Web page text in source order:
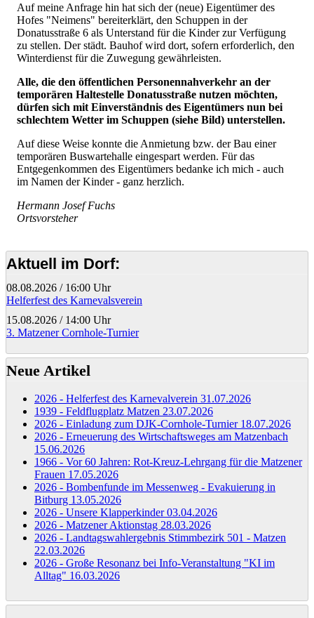
Auf meine Anfrage hin hat sich der (neue) Eigentümer des
Hofes "Neimens" bereiterklärt, den Schuppen in der
Donatusstraße 6 als Unterstand für die Kinder zur Verfügung
zu stellen. Der städt. Bauhof wird dort, sofern erforderlich, den
Winterdienst für die Zuwegung gewährleisten.
Alle, die den öffentlichen Personennahverkehr an der
temporären Haltestelle Donatusstraße nutzen möchten,
dürfen sich mit Einverständnis des Eigentümers nun bei
schlechtem Wetter im Schuppen (siehe Bild) unterstellen.
Auf diese Weise konnte die Anmietung bzw. der Bau einer
temporären Buswartehalle eingespart werden. Für das
Entgegenkommen des Eigentümers bedanke ich mich - auch
im Namen der Kinder - ganz herzlich.
Hermann Josef Fuchs
Ortsvorsteher
Aktuell im Dorf:
08.08.2026 / 16:00 Uhr
Helferfest des Karnevalsverein
15.08.2026 / 14:00 Uhr
3. Matzener Cornhole-Turnier
Neue Artikel
2026 - Helferfest des Karnevalverein 31.07.2026
1939 - Feldflugplatz Matzen 23.07.2026
2026 - Einladung zum DJK-Cornhole-Turnier 18.07.2026
2026 - Erneuerung des Wirtschaftsweges am Matzenbach
15.06.2026
1966 - Vor 60 Jahren: Rot-Kreuz-Lehrgang für die Matzener
Frauen 17.05.2026
2026 - Bombenfunde im Messenweg - Evakuierung in
Bitburg 13.05.2026
2026 - Unsere Klapperkinder03.04.2026
2026 - Matzener Aktionstag 28.03.2026
2026 - Landtagswahlergebnis Stimmbezirk 501 - Matzen
22.03.2026
2026 - Große Resonanz bei Info-Veranstaltung "KI im
Alltag" 16.03.2026